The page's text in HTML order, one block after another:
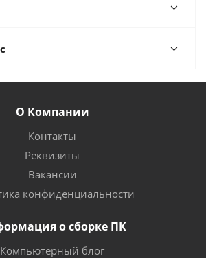
О Компании
Контакты
Реквизиты
Вакансии
конфиденциальности
о сборке ПК
Компьютерный блог